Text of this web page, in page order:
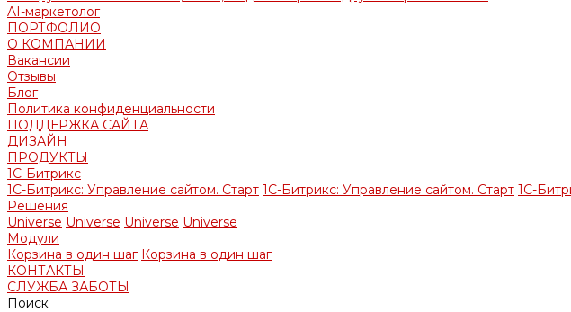
AI-маркетолог
ПОРТФОЛИО
О КОМПАНИИ
Вакансии
Отзывы
Блог
Политика конфиденциальности
ПОДДЕРЖКА САЙТА
ДИЗАЙН
ПРОДУКТЫ
1С-Битрикс
1С-Битрикс: Управление сайтом. Старт 1С-Битрикс: Управление сайтом. Старт 1С-
Решения
Universe Universe Universe Universe
Модули
Корзина в один шаг Корзина в один шаг
КОНТАКТЫ
СЛУЖБА ЗАБОТЫ
Поиск